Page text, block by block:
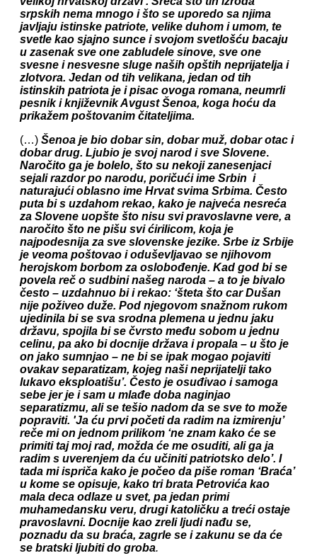
srpskih nema mnogo i što se uporedo sa njima
javljaju istinske patriote, velike duhom i umom, te
svetle kao sjajno sunce i svojom svetlošću bacaju
u zasenak sve one zabludele sinove, sve one
svesne i nesvesne sluge naših opštih neprijatelja i
zlotvora. Jedan od tih velikana, jedan od tih
istinskih patriota je i pisac ovoga romana, neumrli
pesnik i književnik Avgust Šenoa, koga hoću da
prikažem poštovanim čitateljima.
(…) Šenoa je bio dobar sin, dobar muž, dobar otac i
dobar drug. Ljubio je svoj narod i sve Slovene.
Naročito ga je bolelo, što su nekoji zanesenjaci
sejali razdor po narodu, poričući ime Srbin i
naturajući oblasno ime Hrvat svima Srbima. Često
puta bi s uzdahom rekao, kako je najveća nesreća
za Slovene uopšte što nisu svi pravoslavne vere, a
naročito što ne pišu svi ćirilicom, koja je
najpodesnija za sve slovenske jezike. Srbe iz Srbije
je veoma poštovao i oduševljavao se njihovom
herojskom borbom za oslobođenje. Kad god bi se
povela reč o sudbini našeg naroda – a to je bivalo
često – uzdahnuo bi i rekao: ‘šteta što car Dušan
nije poživeo duže. Pod njegovom snažnom rukom
ujedinila bi se sva srodna plemena u jednu jaku
državu, spojila bi se čvrsto među sobom u jednu
celinu, pa ako bi docnije država i propala – u što je
on jako sumnjao – ne bi se ipak mogao pojaviti
ovakav separatizam, kojeg naši neprijatelji tako
lukavo eksploatišu’. Često je osuđivao i samoga
sebe jer je i sam u mlađe doba naginjao
separatizmu, ali se tešio nadom da se sve to može
popraviti. 'Ja ću prvi početi da radim na izmirenju’
reče mi on jednom prilikom ‘ne znam kako će se
primiti taj moj rad, možda će me osuditi, ali ga ja
radim s uverenjem da ću učiniti patriotsko delo’. I
tada mi ispriča kako je počeo da piše roman ‘Braća’
u kome se opisuje, kako tri brata Petrovića kao
mala deca odlaze u svet, pa jedan primi
muhamedansku veru, drugi katoličku a treći ostaje
pravoslavni. Docnije kao zreli ljudi nađu se,
poznadu da su braća, zagrle se i zakunu se da će
se bratski ljubiti do groba.